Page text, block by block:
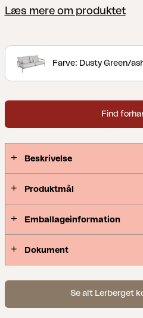
loungesofa, med plads til to
sofaborde, puder og
vil forlade.
Lerberget er en
bedste materialer møder
alle detaljer, har du et
komfortable puder og
terrasse, den møder.
Læs mere om produktet
Farve: Dusty Green/
Find
Beskrivelse
Produktmål
Emballageinformation
Dokument
Se alt Lerberget